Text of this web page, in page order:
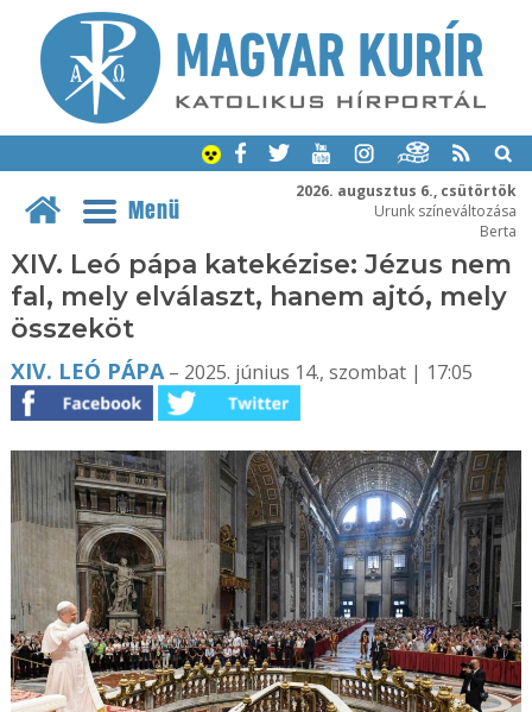
2026. augusztus 6., csütörtök
Urunk színeváltozása
Berta
Menü
XIV. Leó pápa katekézise: Jézus nem
fal, mely elválaszt, hanem ajtó, mely
összeköt
XIV. LEÓ PÁPA– 2025. június 14., szombat | 17:05